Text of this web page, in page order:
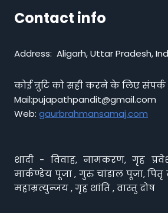
Contact info
Address: Aligarh, Uttar Pradesh,
कोई त्रुटि को सही करने के लिए
Mail:pujapathpandit@gmail.com
Web: gaurbrahmansamaj.com
शादी - विवाह, नामकरण, गृह
मार्कण्डेय पूजा , गुरु चांडाल पूजा, पितृ
महाम्रत्युन्जय , गृह शांति , वास्तु दोष